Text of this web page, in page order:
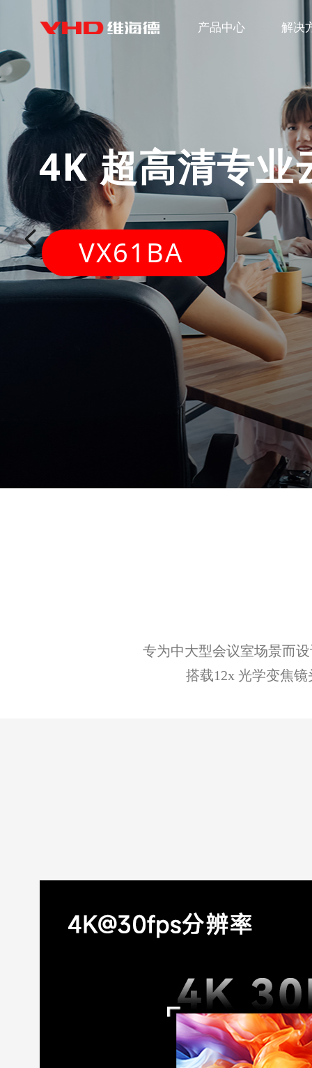
产品中心 解决
4K 超高清专业
VX61BA
넳
专为中大型会议室场景而
搭载12x 光学变焦